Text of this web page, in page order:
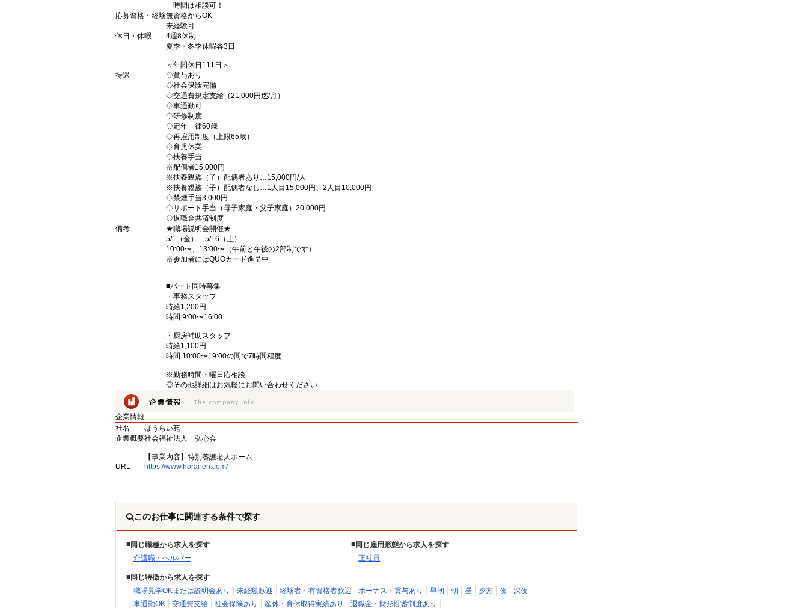
時間は相談可！
応募資格・経験無資格からOK
未経験可
休日・休暇
4週8休制
夏季・冬季休暇各3日
＜年間休日111日＞
待遇
◇賞与あり
◇社会保険完備
◇交通費規定支給（21,000円迄/月）
◇車通勤可
◇研修制度
◇定年一律60歳
◇再雇用制度（上限65歳）
◇育児休業
◇扶養手当
※配偶者15,000円
※扶養親族（子）配偶者あり…15,000円/人
※扶養親族（子）配偶者なし…1人目15,000円、2人目10,000円
◇禁煙手当3,000円
◇サポート手当（母子家庭・父子家庭）20,000円
◇退職金共済制度
備考
★職場説明会開催★
5/1（金） 5/16（土）
10:00〜、13:00〜（午前と午後の2部制です）
※参加者にはQUOカード進呈中
■パート同時募集
・事務スタッフ
時給1,200円
時間 9:00〜16:00
・厨房補助スタッフ
時給1,100円
時間 10:00〜19:00の間で7時間程度
※勤務時間・曜日応相談
◎その他詳細はお気軽にお問い合わせください
企業情報
社名
ほうらい苑
企業概要社会福祉法人 弘心会
【事業内容】特別養護老人ホーム
URL
https://www.horai-en.com/
このお仕事に関連する条件で探す
同じ職種から求人を探す
介護職・ヘルパー
同じ雇用形態から求人を探す
正社員
同じ特徴から求人を探す
職場見学OKまたは説明会あり
未経験歓迎 経験者・有資格者歓迎 ボーナス・賞与あり 早朝 朝 昼 夕方 夜
深夜
車通勤OK
交通費支給 社会保険あり 産休・育休取得実績あり
退職金・財形貯蓄制度あり